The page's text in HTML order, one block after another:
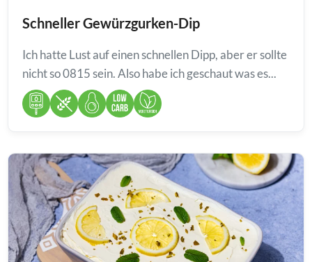
Schneller Gewürzgurken-Dip
Ich hatte Lust auf einen schnellen Dipp, aber er sollte
nicht so 0815 sein. Also habe ich geschaut was es...